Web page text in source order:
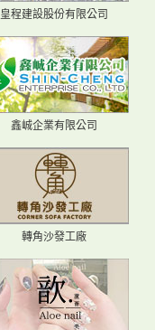
皇程建設股份有限公司
鑫峸企業有限公司
轉角沙發工廠